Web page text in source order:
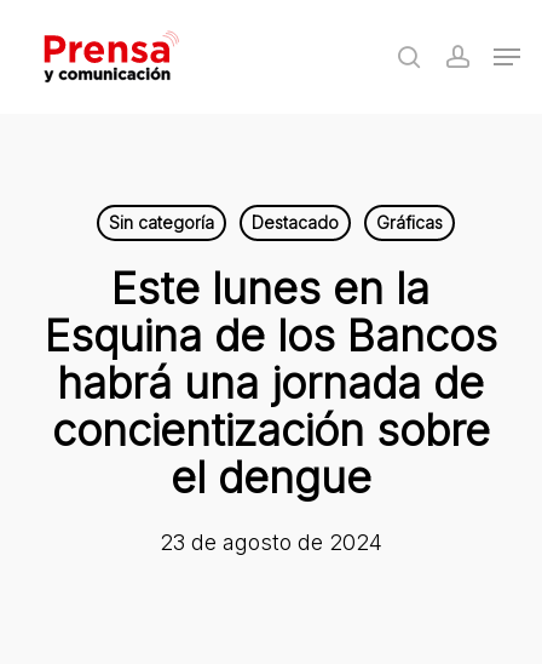
main
search
Sin categoría Destacado Gráficas
Este lunes en la
Esquina de los Bancos
habrá una jornada de
concientización sobre
el dengue
23 de agosto de 2024